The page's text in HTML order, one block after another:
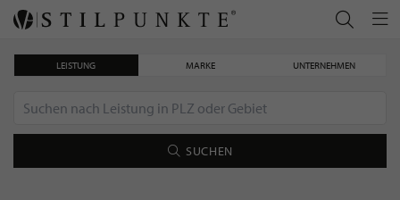
LEISTUNG MARKE UNTERNEHMEN
SUCHEN